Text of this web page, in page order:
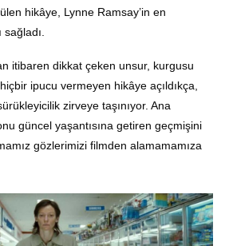
hikâye, Lynne Ramsay’in en
sağladı.
itibaren dikkat çeken unsur, kurgusu
ipucu vermeyen hikâye açıldıkça,
zirveye taşınıyor. Ana
güncel yaşantısına getiren geçmişini
gözlerimizi filmden alamamamıza